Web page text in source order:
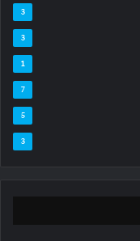
3
3
1
7
5
3